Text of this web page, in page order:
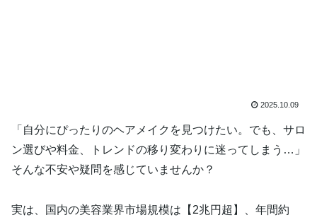
2025.10.09
「自分にぴったりのヘアメイクを見つけたい。でも、サロ
ン選びや料金、トレンドの移り変わりに迷ってしまう…」
そんな不安や疑問を感じていませんか？
実は、国内の美容業界市場規模は【2兆円超】、年間約